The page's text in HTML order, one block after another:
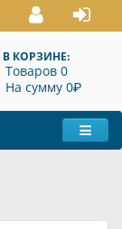
В КОРЗИНЕ:
Товаров 0
На сумму 0P